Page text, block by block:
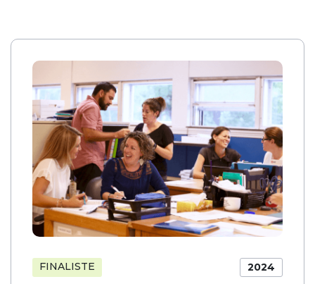
2024
FINALISTE